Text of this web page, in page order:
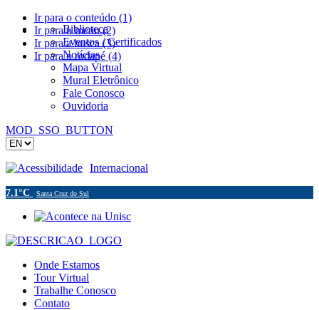
Ir para o conteúdo (1)
Ir para o menu (2)
Ir para a busca (3)
Ir para o rodapé (4)
Biblioteca
Eventos / Certificados
Notícias
Mapa Virtual
Mural Eletrônico
Fale Conosco
Ouvidoria
MOD_SSO_BUTTON
Acessibilidade Internacional
7.1°C Santa Cruz do Sul
Onde Estamos
Tour Virtual
Trabalhe Conosco
Contato